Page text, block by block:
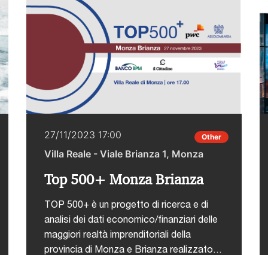
sono solo alcune delle strategie di
risposta a cui le imprese hanno fatto
ricorso per garantire una maggiore
rapidità nelle consegne e una riduzione dei
costi.Dei più recenti trend e delle
prospettive in tema di supply chain
tratteremo nel corso di Top 500
Pordenone: a partire da un’analisi delle
aziende pordenonesi, insieme agli
prossime sfide, i piani di investimento e le
strategie fondamentali per la crescita
delle imprese e del territorio.
27/11/2023 17:00 Other
Villa Reale - Viale Brianza 1, Monza
Top 500+ Monza Brianza
TOP 500+ è un progetto di ricerca e di
analisi dei dati economico/finanziari delle
maggiori realtà imprenditoriali della
provincia di Monza e Brianza realizzato